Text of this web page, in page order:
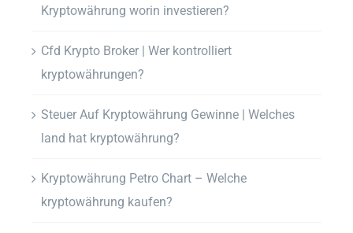
Kryptowährung worin investieren?
Cfd Krypto Broker | Wer kontrolliert
kryptowährungen?
Steuer Auf Kryptowährung Gewinne | Welches
land hat kryptowährung?
Kryptowährung Petro Chart – Welche
kryptowährung kaufen?